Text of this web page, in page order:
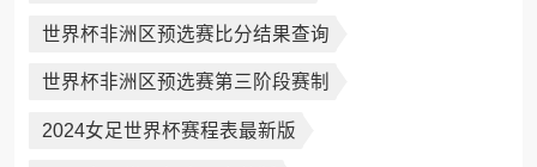
世界杯非洲区预选赛比分结果查询
世界杯非洲区预选赛第三阶段赛制
2024女足世界杯赛程表最新版